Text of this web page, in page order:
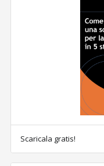
Scaricala gratis!